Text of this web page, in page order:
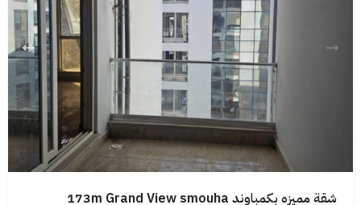
شقة مميزه بكمباوند 173m Grand View smouha